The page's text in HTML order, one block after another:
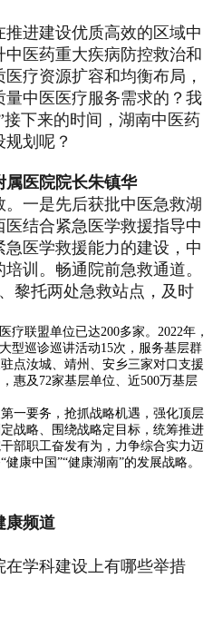
进建设优质高效的区域中
医药重大疾病防控救治和
疗资源扩容和均衡布局，
中医医疗服务需求的？我
下来的时间，湖南中医药
划呢？
属医院院长朱镇华
一是先后获批中医急救湖
结合紧急医学救援指导中
医学救援能力的建设，中
训。畅通院前急救通道。
黎托两处急救站点，及时
疗联盟单位已达200多家。2022年，
型巡诊巡讲活动15次，服务基层群
点汝城、靖州、安乡三家对口支援
惠及72家基层单位、近500万基层
一要务，抢抓战略机遇，强化顶层
战略、围绕战略定目标，统筹推进
部职工奋发有为，力争综合实力迈
康中国”“健康湖南”的发展战略。
康频道
学科建设上有哪些举措